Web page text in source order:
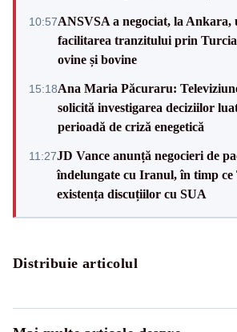
10:57ANSVSA a negociat, la Ankara,
facilitarea tranzitului prin Turcia
ovine și bovine
15:18Ana Maria Păcuraru:
solicită investigarea deciziilor
perioadă de criză enegetică
11:27JD Vance anunță negocieri de
îndelungate cu Iranul, în timp ce
existența discuțiilor cu SUA
Distribuie articolul